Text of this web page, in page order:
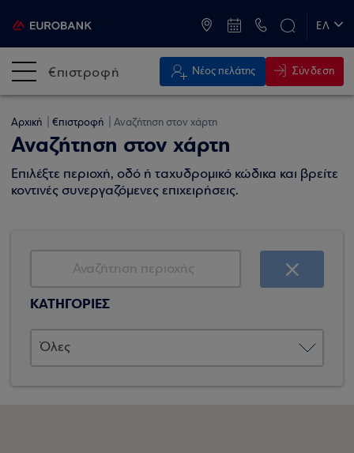
ΕΛ
€πιστροφή Νέος πελάτης Σύνδεση
Αρχική €πιστροφή Αναζήτηση στον χάρτη
Αναζήτηση στον χάρτη
Επιλέξτε περιοχή, οδό ή ταχυδρομικό κώδικα και βρείτε
κοντινές συνεργαζόμενες επιχειρήσεις.
ΚΑΤΗΓΟΡΙΕΣ